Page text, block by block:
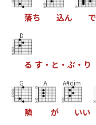
落ち 込ん で
D
る す ・ と ・ ぷ ・ り
G
隣
A
が
A#dim
いい